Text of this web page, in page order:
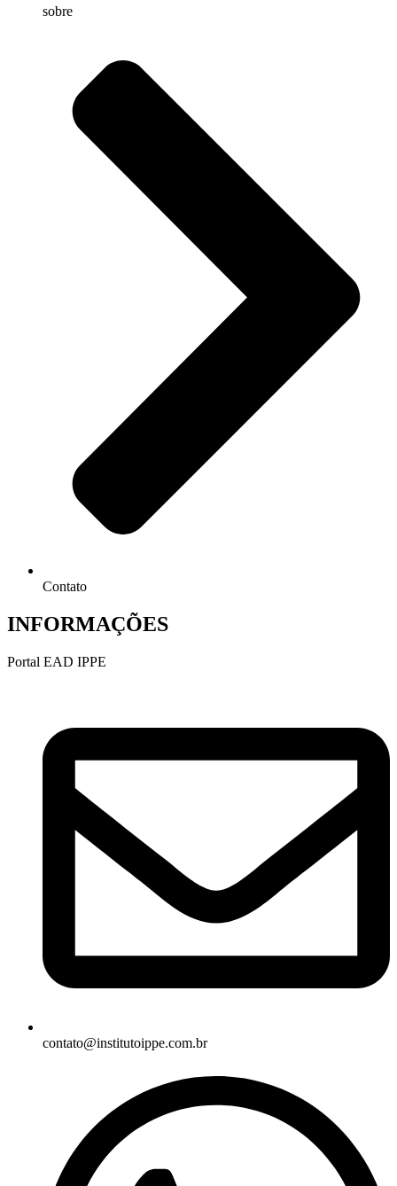
sobre
Contato
INFORMAÇÕES
Portal EAD IPPE
contato@institutoippe.com.br